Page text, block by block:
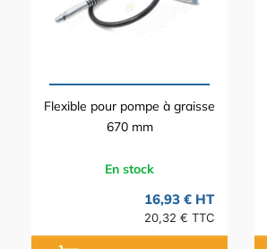
Flexible pour pompe à graisse
670 mm
En stock
16,93 € HT
20,32 € TTC